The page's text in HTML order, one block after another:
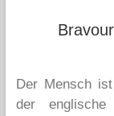
Der Mensch
der englische